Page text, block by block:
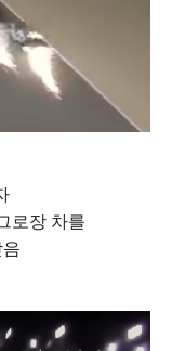
로장 차를